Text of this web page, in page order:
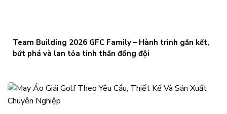
Team Building 2026 GFC Family – Hành trình gắn kết,
bứt phá và lan tỏa tinh thần đồng đội